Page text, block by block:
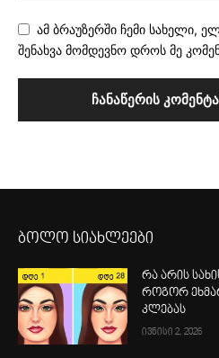
ამ ბრაუზერში ჩემი სახელი,
შენახვა მომდევნო დროს მე
ბოლო სიახლეები
რა არის
როგორ
კლებას
ივნისი 2, 2026